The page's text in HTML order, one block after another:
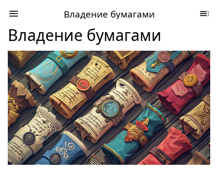
Владение бумагами
Владение бумагами